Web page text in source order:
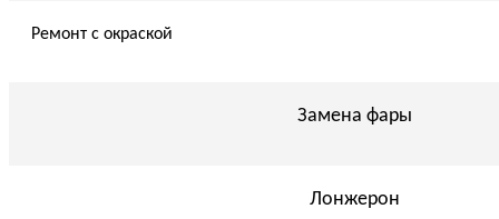
Ремонт с окраской
Замена фары
Лонжерон